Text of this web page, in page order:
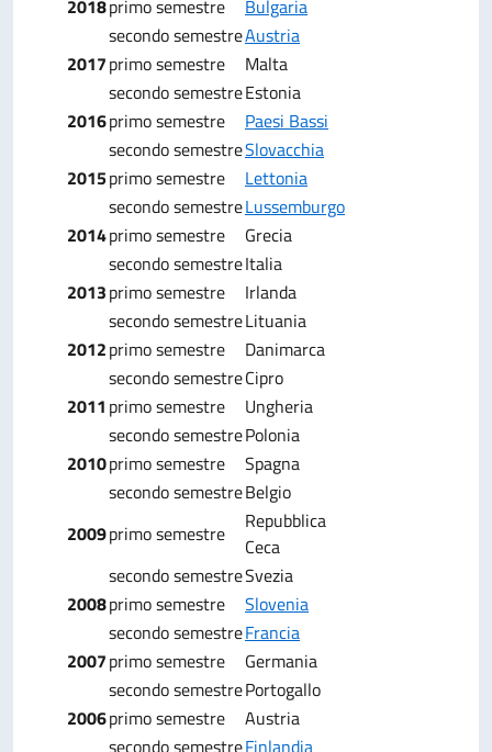
2018primo semestre
Bulgaria
secondo semestreAustria
2017primo semestre
Malta
secondo semestreEstonia
2016primo semestre
Paesi Bassi
secondo semestreSlovacchia
2015primo semestre
Lettonia
secondo semestreLussemburgo
2014primo semestre
Grecia
secondo semestreItalia
2013primo semestre
Irlanda
secondo semestreLituania
2012primo semestre
Danimarca
secondo semestreCipro
2011 primo semestre
Ungheria
secondo semestrePolonia
2010primo semestre
Spagna
secondo semestreBelgio
2009primo semestre
Repubblica
Ceca
secondo semestreSvezia
2008primo semestre
Slovenia
secondo semestreFrancia
2007primo semestre
Germania
secondo semestrePortogallo
2006primo semestre
Austria